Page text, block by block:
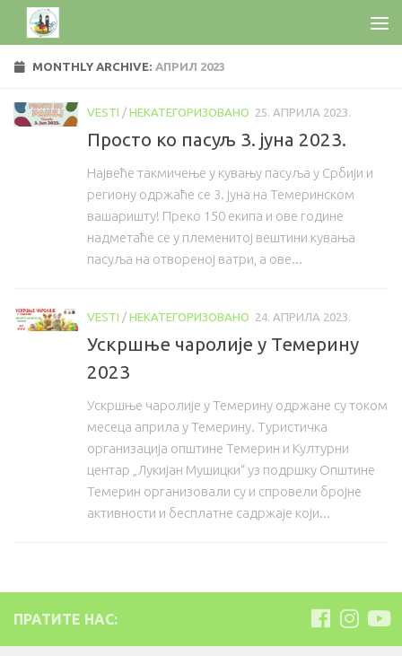
MONTHLY ARCHIVE:АПРИЛ 2023
VESTI / НЕКАТЕГОРИЗОВАНО 25. АПРИЛА 2023.
Просто ко пасуљ 3. јуна 2023.
Највеће такмичење у кувању пасуља у Србији и
региону одржаће се 3. јуна на Темеринском
вашаришту! Преко 150 екипа и ове године
надметаће се у племенитој вештини кувања
пасуља на отвореној ватри, а ове...
VESTI / НЕКАТЕГОРИЗОВАНО 24. АПРИЛА 2023.
Ускршње чаролије у Темерину
2023
Ускршње чаролије у Темерину одржане су током
месеца априла у Темерину. Туристичка
организација општине Темерин и Културни
центар „Лукијан Мушицки“ уз подршку Општине
Темерин организовали су и спровели бројне
активности и бесплатне садржаје који...
ПРАТИТЕ НАС: